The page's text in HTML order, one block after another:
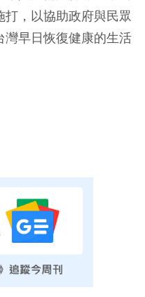
，以協助政府與民眾
灣早日恢復健康的生活